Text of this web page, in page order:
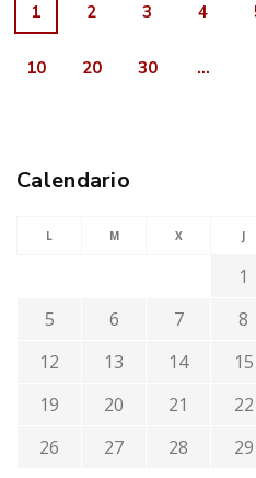
1 2 3 4
10 20 30 ...
Calendario
L M X J
1
5
6 7 8
12
13 14 15
19
20 21 22
26
27 28 29